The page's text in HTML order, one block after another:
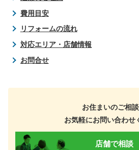
費用目安
リフォームの流れ
対応エリア・店舗情報
お問合せ
お住まいのご相
お気軽にお問い合わせ
店舗で相談